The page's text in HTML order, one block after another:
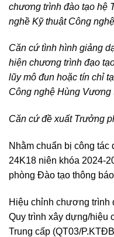
chương trình đào tạo hệ
nghề Kỹ thuật Công
Căn cứ tình hình giảng
hiện chương trình đạo
lũy mô đun hoặc tín chỉ
Công nghệ Hùng Vương
Căn cứ đề xuất Trưởng
Nhằm chuẩn bị công tác
24K18 niên khóa 2024-
phòng Đào tạo thông
Hiệu chỉnh chương trình
Quy trình xây dựng/hiệu
Trung cấp (QT03/